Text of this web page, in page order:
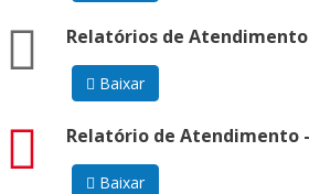
Relatórios de Atendimento
zip
Baixar
Relatório de Atendimento -
pdf
Baixar